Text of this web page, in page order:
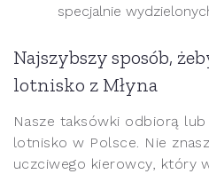
specjalnie
Najszybszy sposób,
lotnisko z Młyna
Nasze taksówki odbiorą
lotnisko w Polsce. Nie
uczciwego kierowcy, który